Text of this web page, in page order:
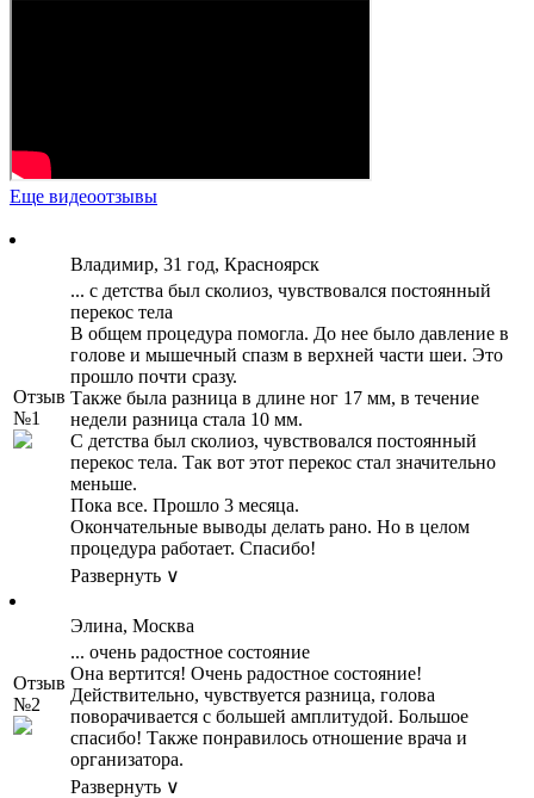
Еще видеоотзывы
Отзыв
№1
Владимир, 31 год, Красноярск
... с детства был сколиоз, чувствовался постоянный
перекос тела
В общем процедура помогла. До нее было давление в
голове и мышечный спазм в верхней части шеи. Это
прошло почти сразу.
Также была разница в длине ног 17 мм, в течение
недели разница стала 10 мм.
С детства был сколиоз, чувствовался постоянный
перекос тела. Так вот этот перекос стал значительно
меньше.
Пока все. Прошло 3 месяца.
Окончательные выводы делать рано. Но в целом
процедура работает. Спасибо!
Развернуть ∨
Отзыв
№2
Элина, Москва
... очень радостное состояние
Она вертится! Очень радостное состояние!
Действительно, чувствуется разница, голова
поворачивается с большей амплитудой. Большое
спасибо! Также понравилось отношение врача и
организатора.
Развернуть ∨